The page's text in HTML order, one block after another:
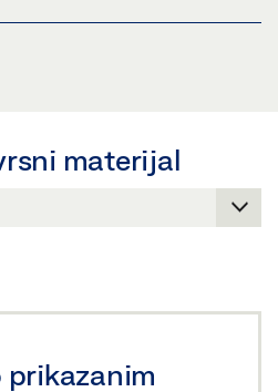
materijal
prikazanim